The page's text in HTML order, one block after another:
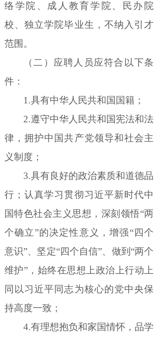
络学院、成人教育学院、民办院
校、独立学院毕业生，不纳入引才
范围。
（二）应聘人员应符合以下条
件：
1.具有中华人民共和国国籍；
2.遵守中华人民共和国宪法和法
律，拥护中国共产党领导和社会主
义制度；
3.具有良好的政治素质和道德品
行；认真学习贯彻习近平新时代中
国特色社会主义思想，深刻领悟“两
个确立”的决定性意义，增强“四个
意识”、坚定“四个自信”、做到 “两个
维护”，始终在思想上政治上行动上
同以习近平同志为核心的党中央保
持高度一致；
4.有理想抱负和家国情怀，品学